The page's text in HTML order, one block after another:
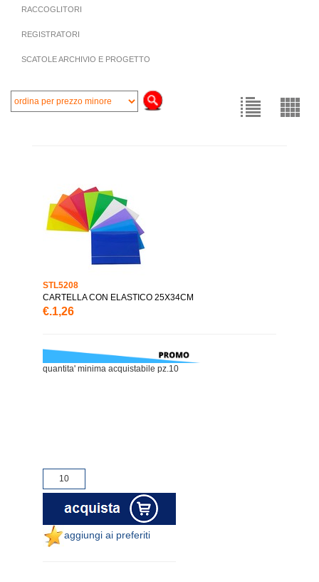
RACCOGLITORI
REGISTRATORI
SCATOLE ARCHIVIO E PROGETTO
STL5208
CARTELLA CON ELASTICO 25X34CM
€.1,26
quantita' minima acquistabile pz.10
aggiungi ai preferiti